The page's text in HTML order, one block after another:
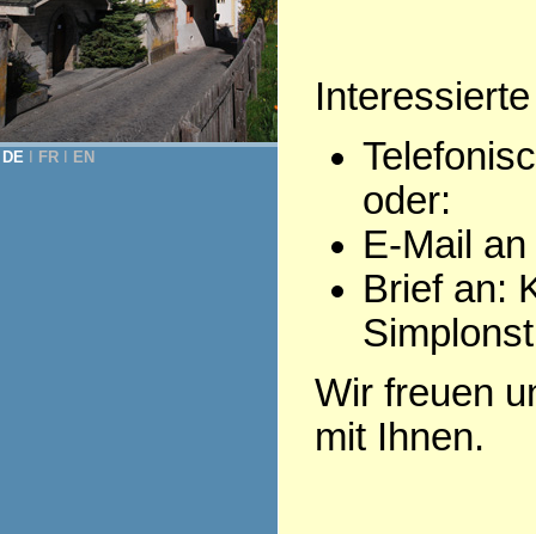
DE FR EN
oder:
E-Mail
Brief an:
Wir freuen
mit Ihnen.